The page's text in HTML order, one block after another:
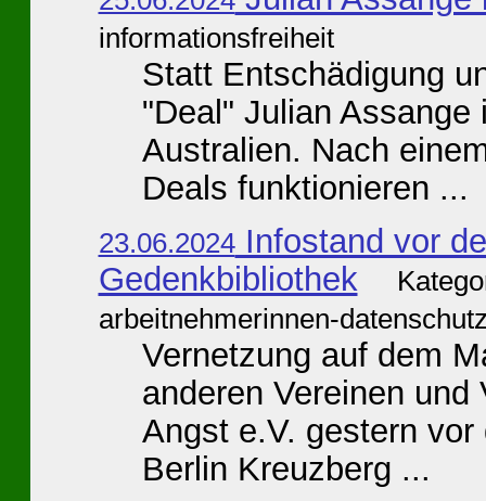
informationsfreiheit
Statt Entschädigung
"Deal" Julian
Australien. Nach
Deals funktionieren ...
23.06.2024Infostand vor
Gedenkbibliothek
arbeitnehmerinnen-
Vernetzung auf dem
anderen Vereinen
Angst e.V. gestern
Berlin Kreuzberg ...